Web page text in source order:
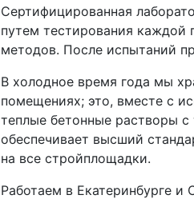
Сертифицированная
путем тестирования
методов. После испытаний
В холодное время года мы
помещениях; это, вместе с
теплые бетонные растворы
обеспечивает высший
на все стройплощадки.
Работаем в Екатеринбурге и